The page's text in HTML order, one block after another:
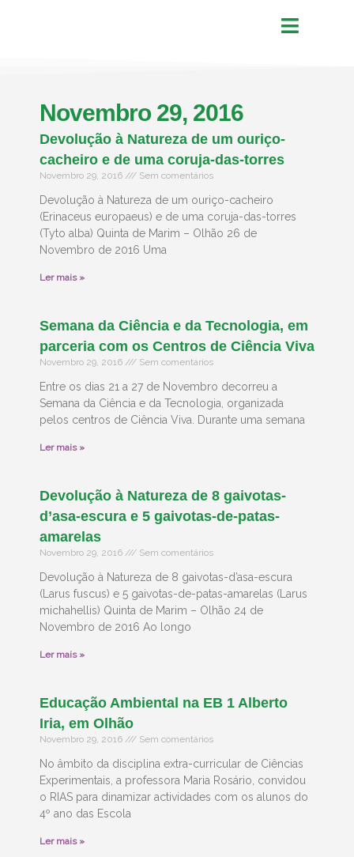
Novembro 29, 2016
Devolução à Natureza de um ouriço-
cacheiro e de uma coruja-das-torres
Novembro 29, 2016 Sem comentários
Devolução à Natureza de um ouriço-cacheiro
(Erinaceus europaeus) e de uma coruja-das-torres
(Tyto alba) Quinta de Marim – Olhão 26 de
Novembro de 2016 Uma
Ler mais »
Semana da Ciência e da Tecnologia, em
parceria com os Centros de Ciência Viva
Novembro 29, 2016 Sem comentários
Entre os dias 21 a 27 de Novembro decorreu a
Semana da Ciência e da Tecnologia, organizada
pelos centros de Ciência Viva. Durante uma semana
Ler mais »
Devolução à Natureza de 8 gaivotas-
d’asa-escura e 5 gaivotas-de-patas-
amarelas
Novembro 29, 2016 Sem comentários
Devolução à Natureza de 8 gaivotas-d’asa-escura
(Larus fuscus) e 5 gaivotas-de-patas-amarelas (Larus
michahellis) Quinta de Marim – Olhão 24 de
Novembro de 2016 Ao longo
Ler mais »
Educação Ambiental na EB 1 Alberto
Iria, em Olhão
Novembro 29, 2016 Sem comentários
No âmbito da disciplina extra-curricular de Ciências
Experimentais, a professora Maria Rosário, convidou
o RIAS para dinamizar actividades com os alunos do
4º ano das Escola
Ler mais »